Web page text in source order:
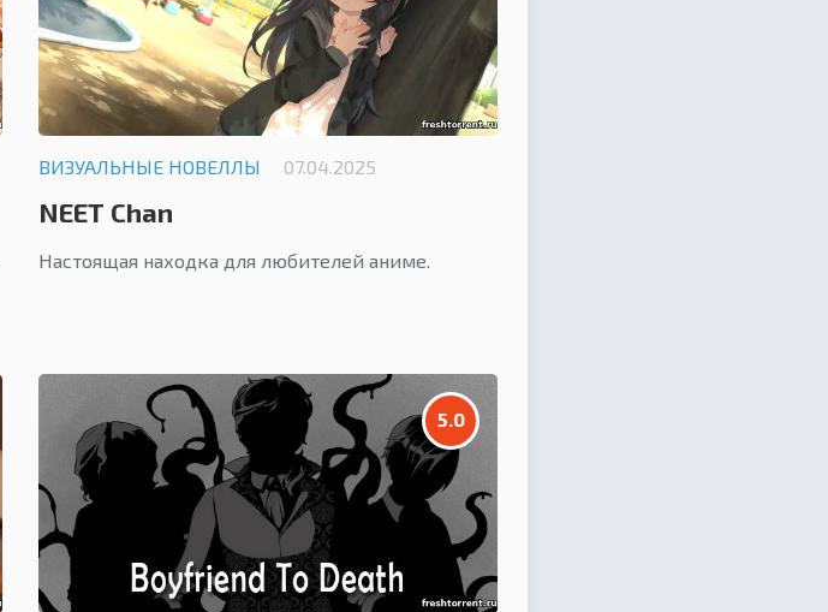
ВИЗУАЛЬНЫЕ НОВЕЛЛЫ 07.04.2025
NEET Chan
Настоящая находка для любителей аниме.
5.0